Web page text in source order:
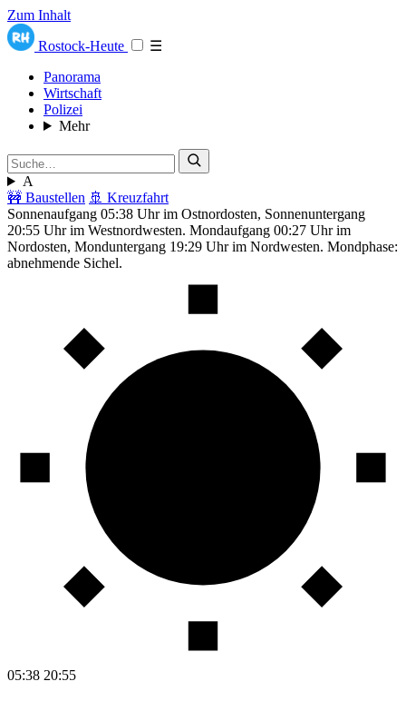
Zum Inhalt
Rostock-Heute
☰
Panorama
Wirtschaft
Polizei
Mehr
A
🚧 Baustellen 🚢 Kreuzfahrt
Sonnenaufgang 05:38 Uhr im Ostnordosten, Sonnenuntergang
20:55 Uhr im Westnordwesten. Mondaufgang 00:27 Uhr im
Nordosten, Monduntergang 19:29 Uhr im Nordwesten. Mondphase:
abnehmende Sichel.
05:38 20:55